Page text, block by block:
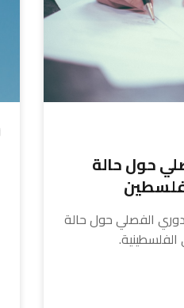
حول حالة
الفصلي حول حالة